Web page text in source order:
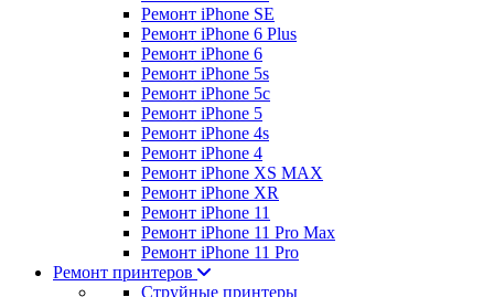
Ремонт iPhone SE
Ремонт iPhone 6 Plus
Ремонт iPhone 6
Ремонт iPhone 5s
Ремонт iPhone 5c
Ремонт iPhone 5
Ремонт iPhone 4s
Ремонт iPhone 4
Ремонт iPhone XS MAX
Ремонт iPhone XR
Ремонт iPhone 11
Ремонт iPhone 11 Pro Max
Ремонт iPhone 11 Pro
Ремонт принтеров
Струйные принтеры